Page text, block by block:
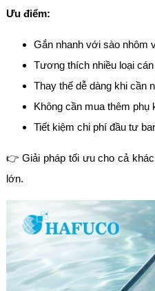
Ưu điểm:
Gắn nhanh với sào nhôm
Tương thích nhiều loại
Thay thế dễ dàng khi cần
Không cần mua thêm phụ
Tiết kiệm chi phí đầu tư
👉 Giải pháp tối ưu cho cả
lớn.